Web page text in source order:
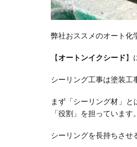
弊社おススメのオート化
【オートンイクシード】
シーリング工事は塗装工
まず「シーリング材」
「役割」を担っています。
シーリングを長持ちさせ